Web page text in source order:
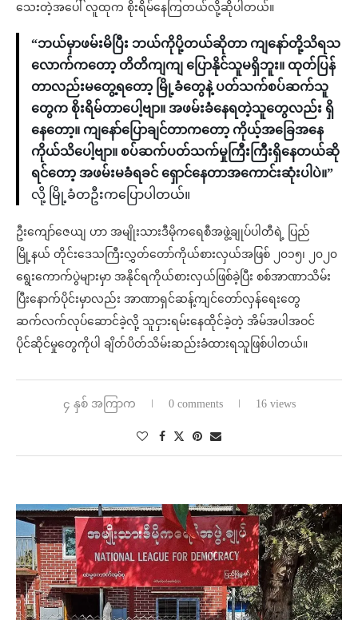
သေးတဲ့အပေါ် လူထုက စိုးရိမ်နေကြတယ်လို့ဆိုပါတယ်။
“ဘယ်မှာဖမ်းမိပြီး ဘယ်ကိုပို့တယ်ဆိုတာ ကျနော်တို့သိရသ
လောက်ကတော့ တိတိကျကျ ပြောနိုင်သူမရှိဘူး။ ထုတ်ပြန်
တာလည်းမတွေ့ရတော့ မြို့ခံတွေနဲ့ ပတ်သက်စပ်ဆက်သူ
တွေက စိုးရိမ်တာပေါ့ဗျာ။ အဖမ်းခံနေရတဲ့သူတွေလည်း ရှိ
နေတော့။ ကျနော်ပြောချင်တာကတော့ ကိုယ့်အခြေအနေ
ကိုယ်သိပေါ့ဗျာ။ စပ်ဆက်ပတ်သက်မှုကြီးကြီးရှိနေတယ်ဆို
ရင်တော့ အဖမ်းမခံရခင် ရှောင်နေတာအကောင်းဆုံးပါပဲ။”
လို့ မြို့ခံတဦးကပြောပါတယ်။
ဦးကျော်ဇေယျ ဟာ အမျိုးသားဒီမိုကရေစီအဖွဲ့ချုပ်ပါတီရဲ့ ပြည်
မြို့နယ် တိုင်းဒေသကြီးလွှတ်တော်ကိုယ်စားလှယ်အဖြစ် ၂၀၁၅၊ ၂၀၂၀
ရွေးကောက်ပွဲများမှာ အနိုင်ရကိုယ်စားလှယ်ဖြစ်ခဲ့ပြီး စစ်အာဏာသိမ်း
ပြီးနောက်ပိုင်းမှာလည်း အာဏာရှင်ဆန့်ကျင်တော်လှန်ရေးတွေ
ဆက်လက်လုပ်ဆောင်ခဲ့လို့ သူငှားရမ်းနေထိုင်ခဲ့တဲ့ အိမ်အပါအဝင်
ပိုင်ဆိုင်မှုတွေကိုပါ ချိတ်ပိတ်သိမ်းဆည်းခံထားရသူဖြစ်ပါတယ်။
၄ နှစ် အကြာက 0 comments 16 views